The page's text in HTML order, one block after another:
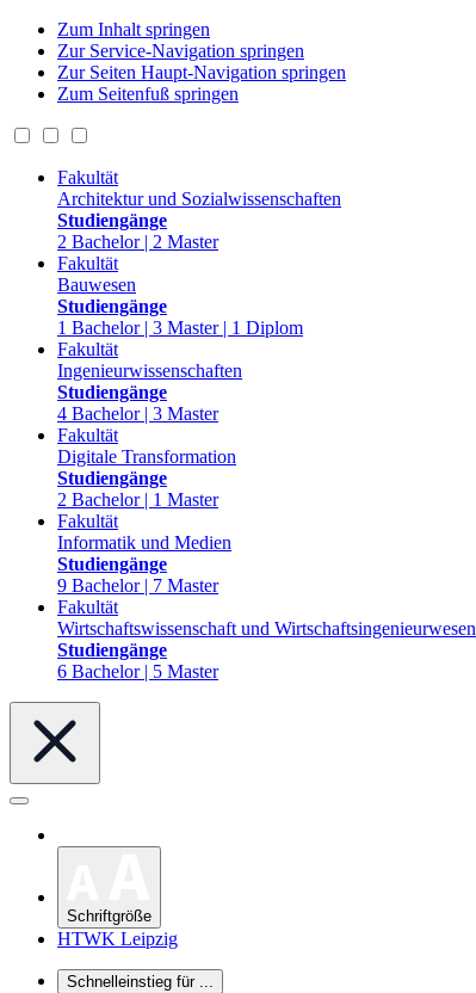
Zum Inhalt springen
Zur Service-Navigation springen
Zur Seiten Haupt-Navigation springen
Zum Seitenfuß springen
Fakultät
Architektur und Sozialwissenschaften
Studiengänge
2 Bachelor | 2 Master
Fakultät
Bauwesen
Studiengänge
1 Bachelor | 3 Master | 1 Diplom
Fakultät
Ingenieurwissenschaften
Studiengänge
4 Bachelor | 3 Master
Fakultät
Digitale Transformation
Studiengänge
2 Bachelor | 1 Master
Fakultät
Informatik und Medien
Studiengänge
9 Bachelor | 7 Master
Fakultät
Wirtschaftswissenschaft und Wirtschaftsingenieurwesen
Studiengänge
6 Bachelor | 5 Master
Schriftgröße
HTWK Leipzig
Schnelleinstieg für ...